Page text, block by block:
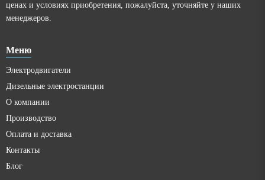
ценах и условиях приобретения, пожалуйста, уточняйте у наших
менеджеров.
Меню
Электродвигатели
Дизельные электростанции
О компании
Производство
Оплата и доставка
Контакты
Блог